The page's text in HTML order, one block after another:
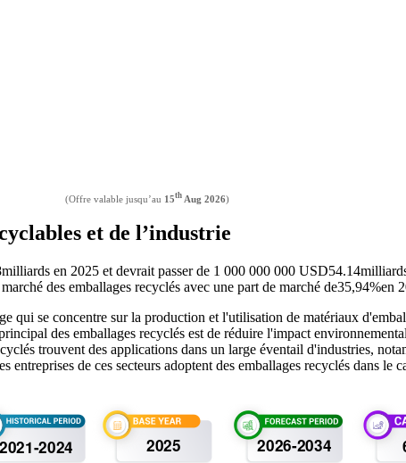
(Offre valable jusqu’au 15th Aug 2026)
et de l’industrie
milliards en 2025 et devrait passer de 1 000 000 000 USD54.14
des emballages recyclés avec une part de marché de35,94%en
qui se concentre sur la production et l'utilisation de matériaux
des emballages recyclés est de réduire l'impact
trouvent des applications dans un large éventail d'industries,
de ces secteurs adoptent des emballages recyclés dans le